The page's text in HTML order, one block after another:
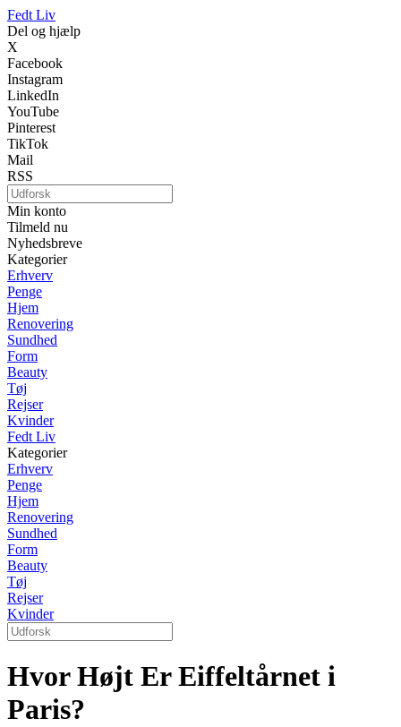
Fedt Liv
Del og hjælp
X
Facebook
Instagram
LinkedIn
YouTube
Pinterest
TikTok
Mail
RSS
Min konto
Tilmeld nu
Nyhedsbreve
Kategorier
Erhverv
Penge
Hjem
Renovering
Sundhed
Form
Beauty
Tøj
Rejser
Kvinder
Fedt Liv
Kategorier
Erhverv
Penge
Hjem
Renovering
Sundhed
Form
Beauty
Tøj
Rejser
Kvinder
Hvor Højt Er Eiffeltårnet i
Paris?